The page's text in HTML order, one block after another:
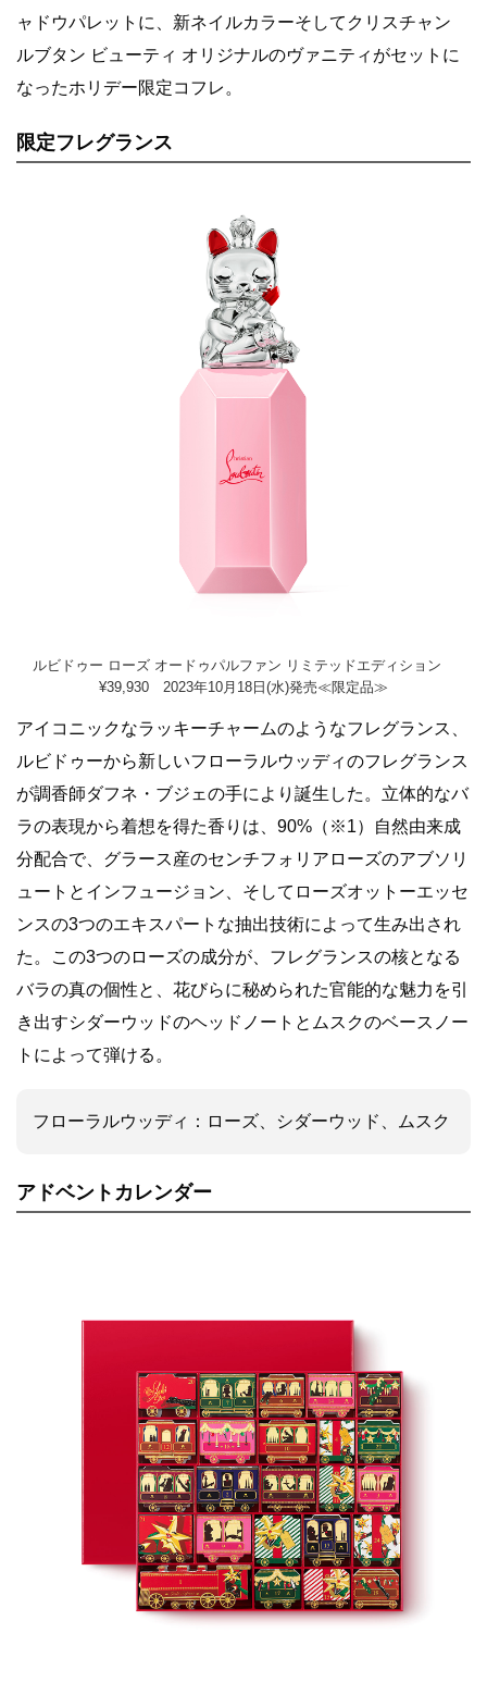
ャドウパレットに、新ネイルカラーそしてクリスチャン
ルブタン ビューティ オリジナルのヴァニティがセットに
なったホリデー限定コフレ。
限定フレグランス
ルビドゥー ローズ オードゥパルファン リミテッドエディション
¥39,930 2023年10月18日(水)発売≪限定品≫
アイコニックなラッキーチャームのようなフレグランス、
ルビドゥーから新しいフローラルウッディのフレグランス
が調香師ダフネ・ブジェの手により誕生した。立体的なバ
ラの表現から着想を得た香りは、90%（※1）自然由来成
分配合で、グラース産のセンチフォリアローズのアブソリ
ュートとインフュージョン、そしてローズオットーエッセ
ンスの3つのエキスパートな抽出技術によって生み出され
た。この3つのローズの成分が、フレグランスの核となる
バラの真の個性と、花びらに秘められた官能的な魅力を引
き出すシダーウッドのヘッドノートとムスクのベースノー
トによって弾ける。
フローラルウッディ：ローズ、シダーウッド、ムスク
アドベントカレンダー